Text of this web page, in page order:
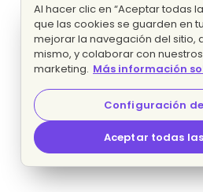
Al hacer clic en “Aceptar todas
que las cookies se guarden en
mejorar la navegación del sitio,
mismo, y colaborar con
marketing. Más información
Configuración
Aceptar todas